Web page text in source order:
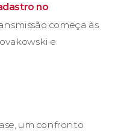
no
começa às
e
um confronto